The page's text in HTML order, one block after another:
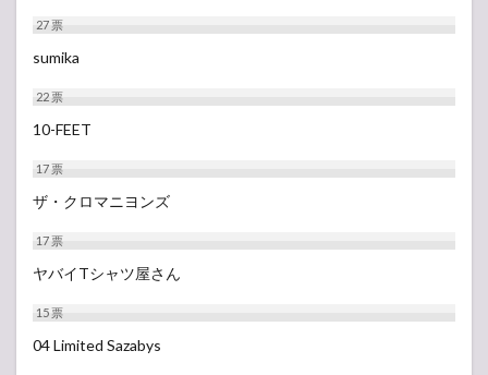
27票
sumika
22票
10-FEET
17票
ザ・クロマニヨンズ
17票
ヤバイTシャツ屋さん
15票
04 Limited Sazabys